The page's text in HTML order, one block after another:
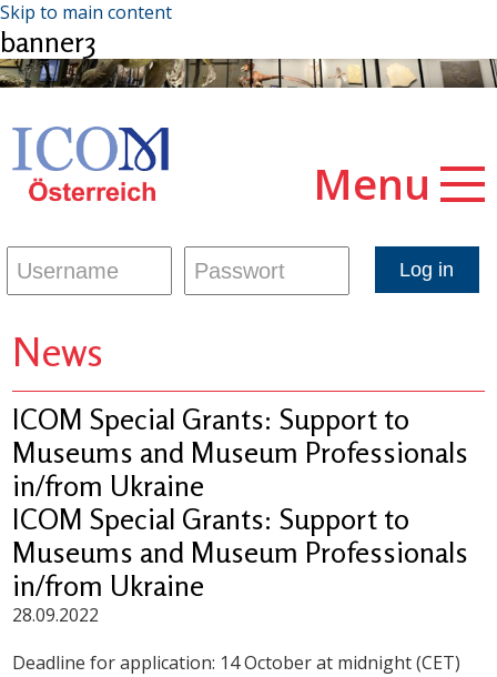
Skip to main content
banner3
Menu
News
ICOM Special Grants: Support to
Museums and Museum Professionals
in/from Ukraine
ICOM Special Grants: Support to
Museums and Museum Professionals
in/from Ukraine
28.09.2022
Deadline for application: 14 October at midnight (CET)